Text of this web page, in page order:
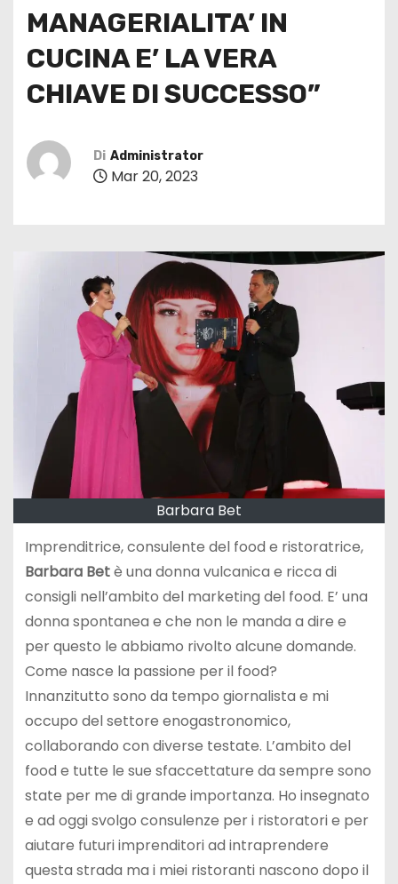
MANAGERIALITA’ IN
CUCINA E’ LA VERA
CHIAVE DI SUCCESSO”
Di Administrator
Mar 20, 2023
Barbara Bet
Imprenditrice, consulente del food e ristoratrice,
Barbara Betè una donna vulcanica e ricca di
consigli nell’ambito del marketing del food. E’ una
donna spontanea e che non le manda a dire e
per questo le abbiamo rivolto alcune domande.
Come nasce la passione per il food?
Innanzitutto sono da tempo giornalista e mi
occupo del settore enogastronomico,
collaborando con diverse testate. L’ambito del
food e tutte le sue sfaccettature da sempre sono
state per me di grande importanza. Ho insegnato
e ad oggi svolgo consulenze per i ristoratori e per
aiutare futuri imprenditori ad intraprendere
questa strada ma i miei ristoranti nascono dopo il